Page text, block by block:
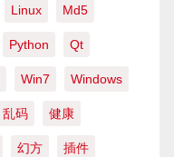
Linux Md5
Python Qt
Win7 Windows
乱码 健康
幻方 插件